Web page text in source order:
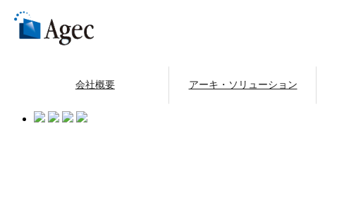
会社概要 アーキ・ソリューション
AGECブログ
2022.10.28